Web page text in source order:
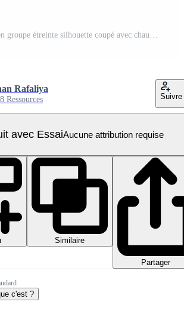
étourdissant ancien groupe étreinte silhouette coupé avec chaud rétroéclairage authentique PNG Pro
Rafaliya
Ressources Suivre
avec EssaiAucune attribution requise
Similaire
Partager
c'est ?